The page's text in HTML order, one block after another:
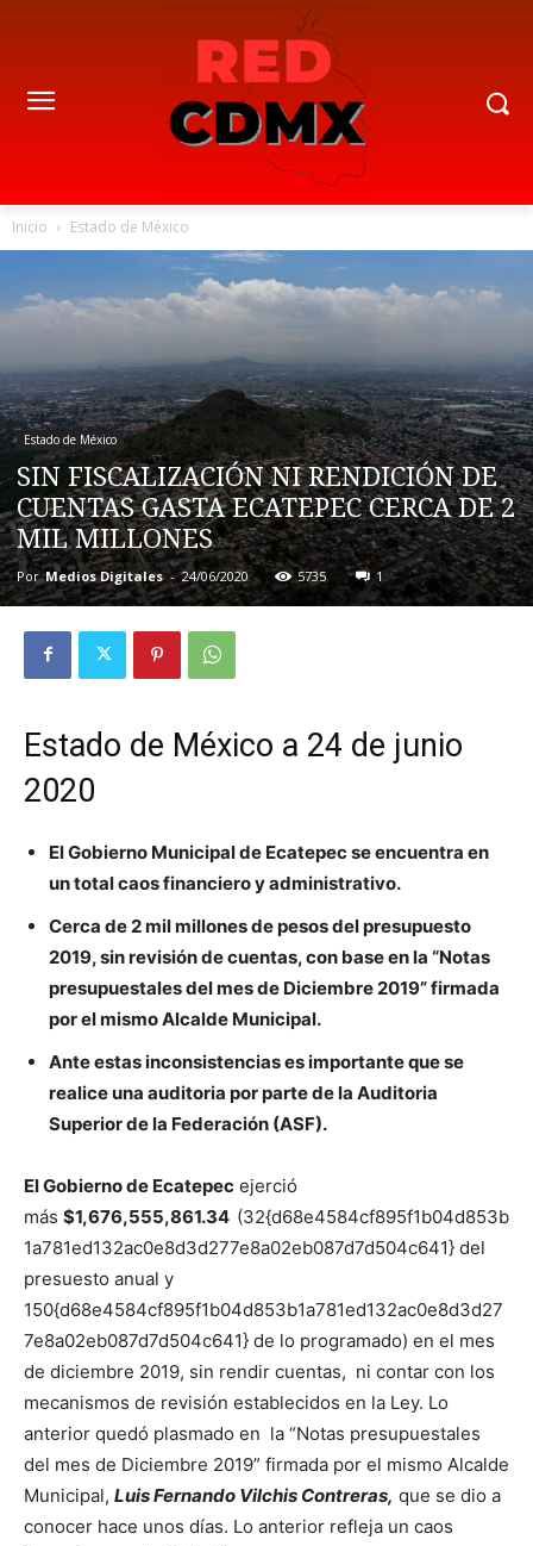
Inicio Estado de México
Estado de México
SIN FISCALIZACIÓN NI RENDICIÓN DE
CUENTAS GASTA ECATEPEC CERCA DE 2
MIL MILLONES
Por Medios Digitales - 24/06/2020 5735 1
Estado de México a 24 de junio
2020
El Gobierno Municipal de Ecatepec se encuentra en
un total caos financiero y administrativo.
Cerca de 2 mil millones de pesos del presupuesto
2019, sin revisión de cuentas, con base en la “Notas
presupuestales del mes de Diciembre 2019” firmada
por el mismo Alcalde Municipal.
Ante estas inconsistencias es importante que se
realice una auditoria por parte de la Auditoria
Superior de la Federación (ASF).
El Gobierno de Ecatepec ejerció
más $1,676,555,861.34 (32{d68e4584cf895f1b04d853b
1a781ed132ac0e8d3d277e8a02eb087d7d504c641} del
presuesto anual y
150{d68e4584cf895f1b04d853b1a781ed132ac0e8d3d27
7e8a02eb087d7d504c641} de lo programado) en el mes
de diciembre 2019, sin rendir cuentas, ni contar con los
mecanismos de revisión establecidos en la Ley. Lo
anterior quedó plasmado en la “Notas presupuestales
del mes de Diciembre 2019” firmada por el mismo Alcalde
Municipal, Luis Fernando Vilchis Contreras, que se dio a
conocer hace unos días. Lo anterior refleja un caos